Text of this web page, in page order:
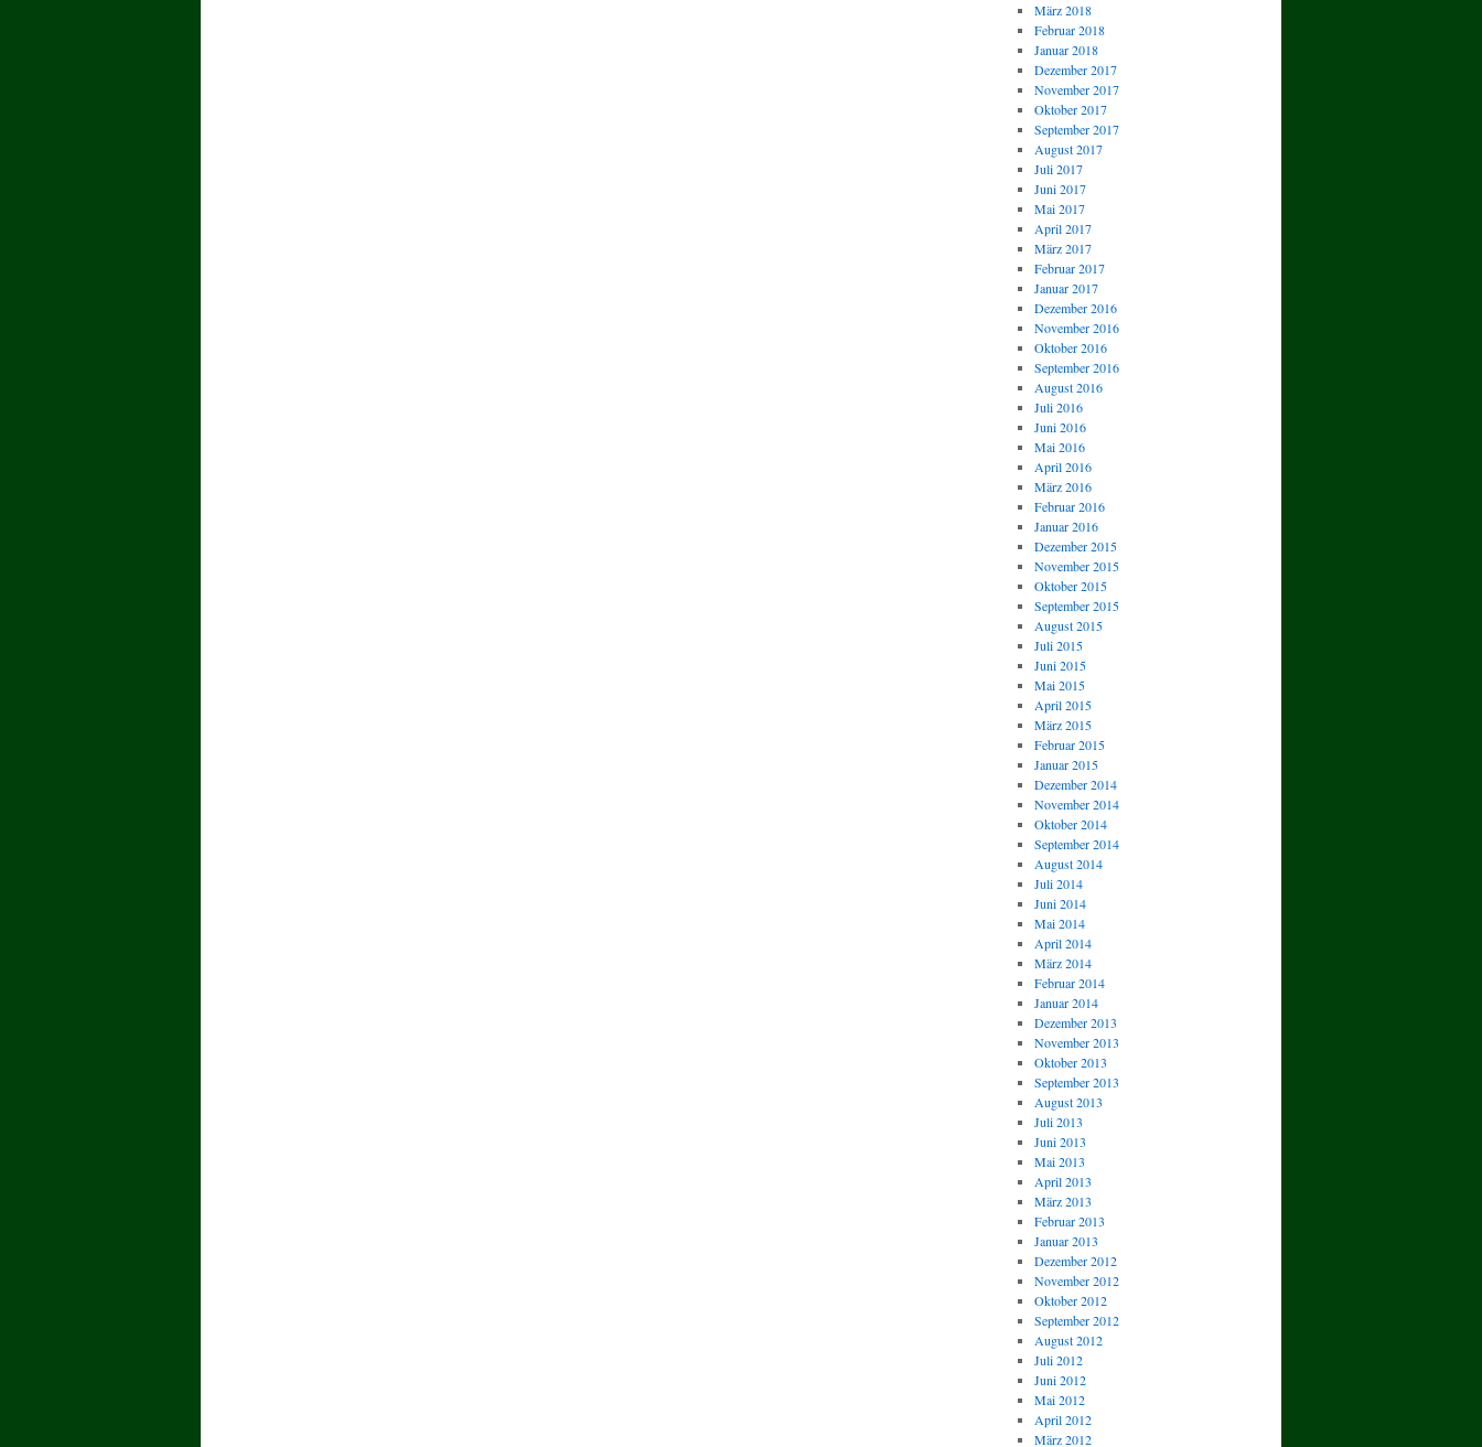
März 2018
Februar 2018
Januar 2018
Dezember 2017
November 2017
Oktober 2017
September 2017
August 2017
Juli 2017
Juni 2017
Mai 2017
April 2017
März 2017
Februar 2017
Januar 2017
Dezember 2016
November 2016
Oktober 2016
September 2016
August 2016
Juli 2016
Juni 2016
Mai 2016
April 2016
März 2016
Februar 2016
Januar 2016
Dezember 2015
November 2015
Oktober 2015
September 2015
August 2015
Juli 2015
Juni 2015
Mai 2015
April 2015
März 2015
Februar 2015
Januar 2015
Dezember 2014
November 2014
Oktober 2014
September 2014
August 2014
Juli 2014
Juni 2014
Mai 2014
April 2014
März 2014
Februar 2014
Januar 2014
Dezember 2013
November 2013
Oktober 2013
September 2013
August 2013
Juli 2013
Juni 2013
Mai 2013
April 2013
März 2013
Februar 2013
Januar 2013
Dezember 2012
November 2012
Oktober 2012
September 2012
August 2012
Juli 2012
Juni 2012
Mai 2012
April 2012
März 2012